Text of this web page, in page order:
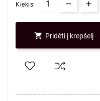
Kiekis:
 Pridėti į krepšelį